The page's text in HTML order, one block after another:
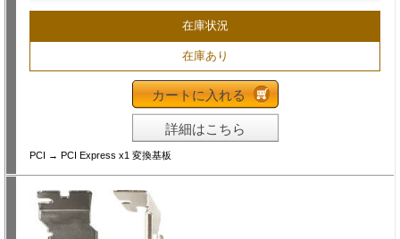
在庫状況
在庫あり
カートに入れる
詳細はこちら
PCI → PCI Express x1 変換基板